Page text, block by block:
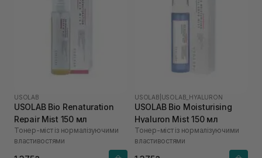
USOLAB
USOLAB Bio Renaturation
Repair Mist 150 мл
Тонер-міст із нормалізуючими
властивостями
USOLAB USOLAB_HYALURON
USOLAB Bio Moisturising
Hyaluron Mist 150 мл
Тонер-міст із нормалізуючими
властивостями